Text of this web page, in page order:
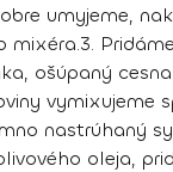
umyjeme,
mixéra.3.
ošúpaný
vymixujeme
nastrúhaný
oleja,